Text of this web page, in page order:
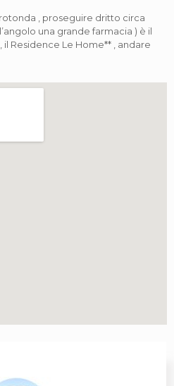
, proseguire dritto circa
una grande farmacia ) è il
Residence Le Home** , andare